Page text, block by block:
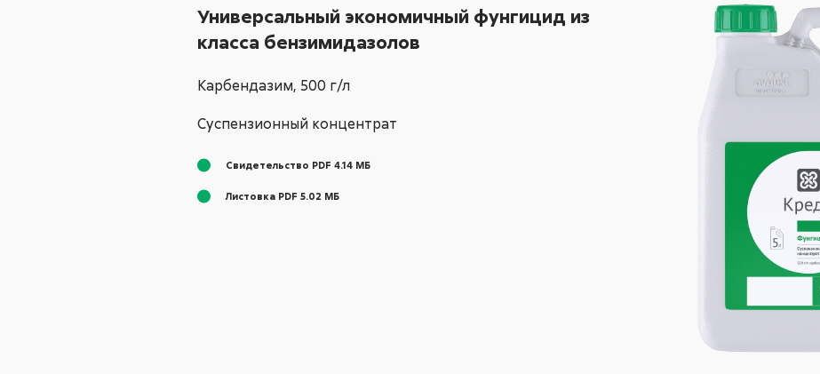
Универсальный экономичный фунгицид из
класса бензимидазолов
Карбендазим, 500 г/л
Суспензионный концентрат
Свидетельство PDF 4.14 МБ
Листовка PDF 5.02 МБ